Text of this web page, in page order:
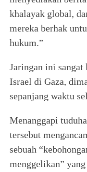
khalayak global,
mereka berhak
hukum.”
Jaringan ini
Israel di Gaza,
sepanjang waktu
Menanggapi
tersebut
sebuah
menggelikan”